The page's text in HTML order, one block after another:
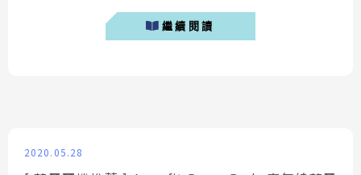
的超低影音延遲耳機，同時在可負擔的價格下，有著相當
全面的綜合表現。 McGee MG-GoGo開箱 今天筆者
繼續閱讀
2020.05.28